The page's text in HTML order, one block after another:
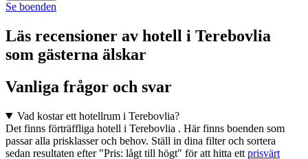
Se boenden
Läs recensioner av hotell i Terebovlia
som gästerna älskar
Vanliga frågor och svar
Vad kostar ett hotellrum i Terebovlia?
Det finns förträffliga hotell i Terebovlia . Här finns boenden som
passar alla prisklasser och behov. Ställ in dina filter och sortera
sedan resultaten efter "Pris: lågt till högt" för att hitta ett prisvärt